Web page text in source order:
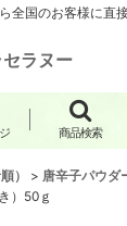
全国のお客様に直
ラヌー
商品検索
） > 唐辛子パウダ
）50ｇ